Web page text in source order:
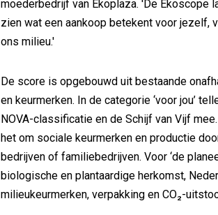
moederbedrijf van Ekoplaza. 'De Ekoscope
zien wat een aankoop betekent voor jezelf,
ons milieu.'
De score is opgebouwd uit bestaande
en keurmerken. In de categorie ‘voor jou’
NOVA-classificatie en de Schijf van Vijf mee.
het om sociale keurmerken en productie
bedrijven of familiebedrijven. Voor ‘de
biologische en plantaardige herkomst,
milieukeurmerken, verpakking en CO₂-